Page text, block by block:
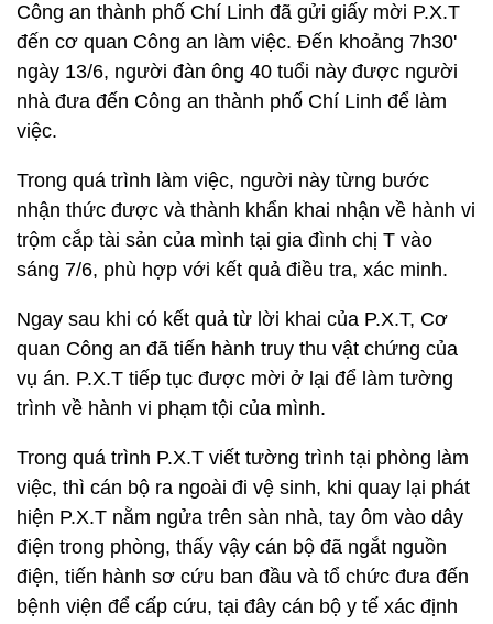
Công an thành phố Chí Linh đã gửi giấy mời P.X.T
đến cơ quan Công an làm việc. Đến khoảng 7h30'
ngày 13/6, người đàn ông 40 tuổi này được người
nhà đưa đến Công an thành phố Chí Linh để làm
việc.
Trong quá trình làm việc, người này từng bước
nhận thức được và thành khẩn khai nhận về hành vi
trộm cắp tài sản của mình tại gia đình chị T vào
sáng 7/6, phù hợp với kết quả điều tra, xác minh.
Ngay sau khi có kết quả từ lời khai của P.X.T, Cơ
quan Công an đã tiến hành truy thu vật chứng của
vụ án. P.X.T tiếp tục được mời ở lại để làm tường
trình về hành vi phạm tội của mình.
Trong quá trình P.X.T viết tường trình tại phòng làm
việc, thì cán bộ ra ngoài đi vệ sinh, khi quay lại phát
hiện P.X.T nằm ngửa trên sàn nhà, tay ôm vào dây
điện trong phòng, thấy vậy cán bộ đã ngắt nguồn
điện, tiến hành sơ cứu ban đầu và tổ chức đưa đến
bệnh viện để cấp cứu, tại đây cán bộ y tế xác định